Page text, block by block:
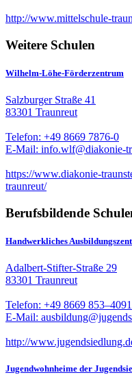
http://www.mittelschule-
Weitere Schulen
Wilhelm-Löhe-Förderzentrum
Salzburger Straße 41
83301 Traunreut
Telefon: +49 8669 7876-0
E-Mail: info.wlf@diakonie-
https://www.diakonie-
traunreut/
Berufsbildende
Handwerkliches
Adalbert-Stifter-Straße 29
83301 Traunreut
Telefon: +49 8669 853–4091
E-Mail:
http://
Jugendwohnheime der